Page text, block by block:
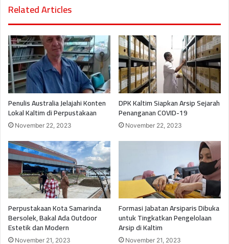
Related Articles
Penulis Australia Jelajahi Konten
Lokal Kaltim di Perpustakaan
November 22, 2023
DPK Kaltim Siapkan Arsip Sejarah
Penanganan COVID-19
November 22, 2023
Perpustakaan Kota Samarinda
Bersolek, Bakal Ada Outdoor
Estetik dan Modern
November 21, 2023
Formasi Jabatan Arsiparis Dibuka
untuk Tingkatkan Pengelolaan
Arsip di Kaltim
November 21, 2023